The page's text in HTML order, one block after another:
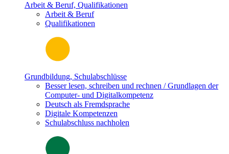
Arbeit & Beruf, Qualifikationen
Arbeit & Beruf
Qualifikationen
Grundbildung, Schulabschlüsse
Besser lesen, schreiben und rechnen / Grundlagen der
Computer- und Digitalkompetenz
Deutsch als Fremdsprache
Digitale Kompetenzen
Schulabschluss nachholen